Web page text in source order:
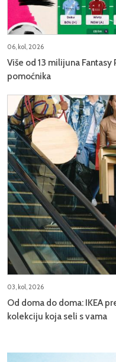
06, kol, 2026
Više od 13 milijuna
pomoćnika
03, kol, 2026
Od doma do doma: IKEA
kolekciju koja seli s vama